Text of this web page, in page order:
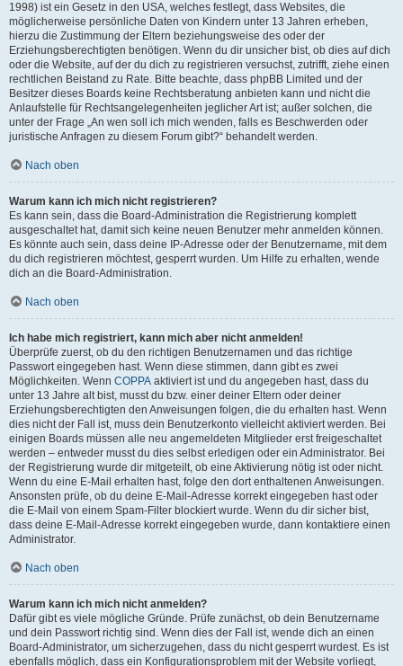
1998) ist ein Gesetz in den USA, welches festlegt, dass Websites, die
möglicherweise persönliche Daten von Kindern unter 13 Jahren erheben,
hierzu die Zustimmung der Eltern beziehungsweise des oder der
Erziehungsberechtigten benötigen. Wenn du dir unsicher bist, ob dies auf dich
oder die Website, auf der du dich zu registrieren versuchst, zutrifft, ziehe einen
rechtlichen Beistand zu Rate. Bitte beachte, dass phpBB Limited und der
Besitzer dieses Boards keine Rechtsberatung anbieten kann und nicht die
Anlaufstelle für Rechtsangelegenheiten jeglicher Art ist; außer solchen, die
unter der Frage „An wen soll ich mich wenden, falls es Beschwerden oder
juristische Anfragen zu diesem Forum gibt?“ behandelt werden.
Nach oben
Warum kann ich mich nicht registrieren?
Es kann sein, dass die Board-Administration die Registrierung komplett
ausgeschaltet hat, damit sich keine neuen Benutzer mehr anmelden können.
Es könnte auch sein, dass deine IP-Adresse oder der Benutzername, mit dem
du dich registrieren möchtest, gesperrt wurden. Um Hilfe zu erhalten, wende
dich an die Board-Administration.
Nach oben
Ich habe mich registriert, kann mich aber nicht anmelden!
Überprüfe zuerst, ob du den richtigen Benutzernamen und das richtige
Passwort eingegeben hast. Wenn diese stimmen, dann gibt es zwei
Möglichkeiten. Wenn COPPA aktiviert ist und du angegeben hast, dass du
unter 13 Jahre alt bist, musst du bzw. einer deiner Eltern oder deiner
Erziehungsberechtigten den Anweisungen folgen, die du erhalten hast. Wenn
dies nicht der Fall ist, muss dein Benutzerkonto vielleicht aktiviert werden. Bei
einigen Boards müssen alle neu angemeldeten Mitglieder erst freigeschaltet
werden – entweder musst du dies selbst erledigen oder ein Administrator. Bei
der Registrierung wurde dir mitgeteilt, ob eine Aktivierung nötig ist oder nicht.
Wenn du eine E-Mail erhalten hast, folge den dort enthaltenen Anweisungen.
Ansonsten prüfe, ob du deine E-Mail-Adresse korrekt eingegeben hast oder
die E-Mail von einem Spam-Filter blockiert wurde. Wenn du dir sicher bist,
dass deine E-Mail-Adresse korrekt eingegeben wurde, dann kontaktiere einen
Administrator.
Nach oben
Warum kann ich mich nicht anmelden?
Dafür gibt es viele mögliche Gründe. Prüfe zunächst, ob dein Benutzername
und dein Passwort richtig sind. Wenn dies der Fall ist, wende dich an einen
Board-Administrator, um sicherzugehen, dass du nicht gesperrt wurdest. Es ist
ebenfalls möglich, dass ein Konfigurationsproblem mit der Website vorliegt,